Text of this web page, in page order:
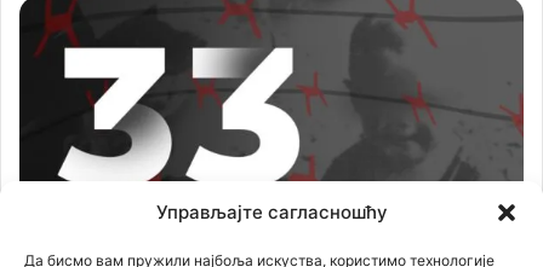
Управљајте сагласношћу
Да бисмо вам пружили најбоља искуства, користимо технологије